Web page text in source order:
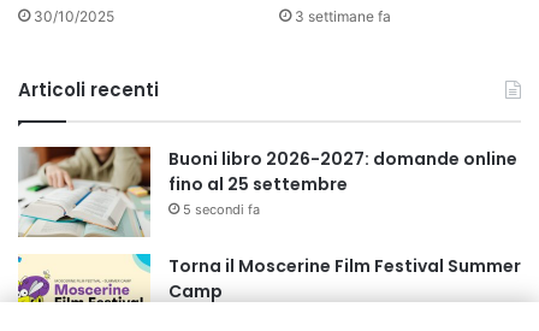
30/10/2025 3 settimane fa
Articoli recenti
Buoni libro 2026-2027: domande online
fino al 25 settembre
5 secondi fa
Torna il Moscerine Film Festival Summer
Camp